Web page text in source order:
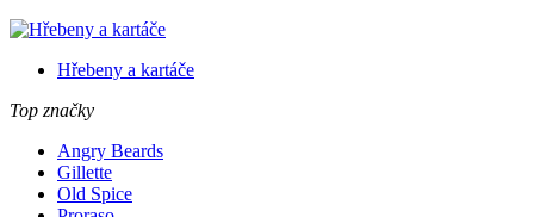
Hřebeny a kartáče
Top značky
Angry Beards
Gillette
Old Spice